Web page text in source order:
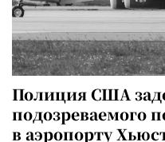
Полиция США
подозреваемого
в аэропорту